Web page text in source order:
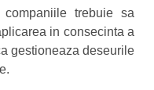
trebuie sa
in consecinta a
gestioneaza deseurile